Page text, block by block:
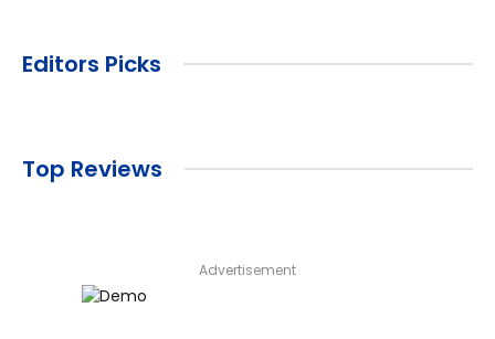
Editors Picks
Top Reviews
Advertisement